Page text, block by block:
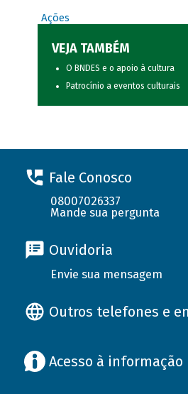
Ações
VEJA TAMBÉM
O BNDES e o apoio à cultura
Patrocínio a eventos culturais
Fale Conosco
08007026337
Mande sua pergunta
Ouvidoria
Envie sua mensagem
Outros telefones e
Acesso à informação